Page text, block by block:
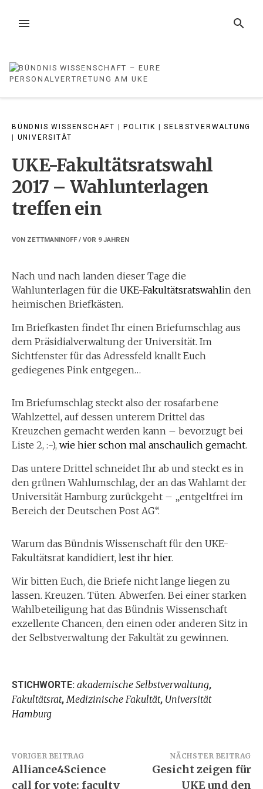
InhaltMENÜ SUCHE
BÜNDNIS WISSENSCHAFT POLITIK |SELBSTVERWALTUNG
UNIVERSITÄT
UKE-Fakultätsratswahl
2017 – Wahlunterlagen
treffen ein
VON ZETTMANINOFF / VOR 9 JAHREN
Nach und nach landen dieser Tage die
Wahlunterlagen für die UKE-Fakultätsratswahlin den
heimischen Briefkästen.
Im Briefkasten findet Ihr einen Briefumschlag aus
dem Präsidialverwaltung der Universität. Im
Sichtfenster für das Adressfeld knallt Euch
gediegenes Pink entgegen…
Im Briefumschlag steckt also der rosafarbene
Wahlzettel, auf dessen unterem Drittel das
Kreuzchen gemacht werden kann – bevorzugt bei
Liste 2, :-), wie hier schon mal anschaulich gemacht.
Das untere Drittel schneidet Ihr ab und steckt es in
den grünen Wahlumschlag, der an das Wahlamt der
Universität Hamburg zurückgeht – „entgeltfrei im
Bereich der Deutschen Post AG“.
Warum das Bündnis Wissenschaft für den UKE-
Fakultätsrat kandidiert, lest ihr hier.
Wir bitten Euch, die Briefe nicht lange liegen zu
lassen. Kreuzen. Tüten. Abwerfen. Bei einer starken
Wahlbeteiligung hat das Bündnis Wissenschaft
exzellente Chancen, den einen oder anderen Sitz in
der Selbstverwaltung der Fakultät zu gewinnen.
STICHWORTE: akademische Selbstverwaltung,
Fakultätsrat,Medizinische Fakultät, Universität
Hamburg
Beitragsnavigation
VORIGER BEITRAG
Alliance4Science
call for vote: faculty
NÄCHSTER BEITRAG
Gesicht zeigen für
UKE und den